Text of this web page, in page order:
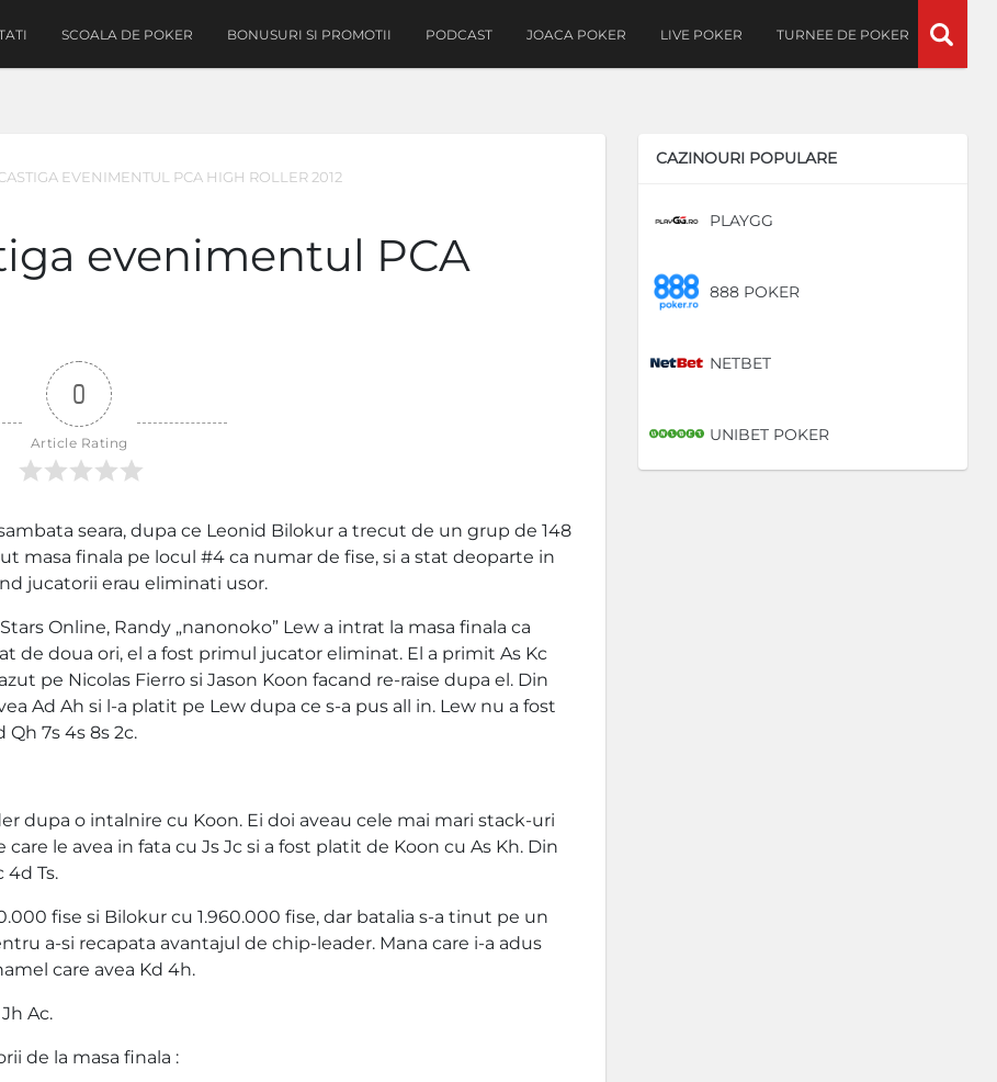
SCOALA DE POKER BONUSURI SI PROMOTII PODCAST JOACA POKER LIVE POKER TURNEE DE POKER
EVENIMENTUL PCA HIGH ROLLER 2012
evenimentul PCA
0
Article Rating
seara, dupa ce Leonid Bilokur a trecut de un grup de 148
masa finala pe locul #4 ca numar de fise, si a stat deoparte in
jucatorii erau eliminati usor.
Online, Randy „nanonoko” Lew a intrat la masa finala ca
de doua ori, el a fost primul jucator eliminat. El a primit As Kc
pe Nicolas Fierro si Jason Koon facand re-raise dupa el. Din
Ad Ah si l-a platit pe Lew dupa ce s-a pus all in. Lew nu a fost
7s 4s 8s 2c.
dupa o intalnire cu Koon. Ei doi aveau cele mai mari stack-uri
le avea in fata cu Js Jc si a fost platit de Koon cu As Kh. Din
Ts.
fise si Bilokur cu 1.960.000 fise, dar batalia s-a tinut pe un
a-si recapata avantajul de chip-leader. Mana care i-a adus
care avea Kd 4h.
Ac.
de la masa finala :
CAZINOURI POPULARE
PLAYGG
888 POKER
NETBET
UNIBET POKER